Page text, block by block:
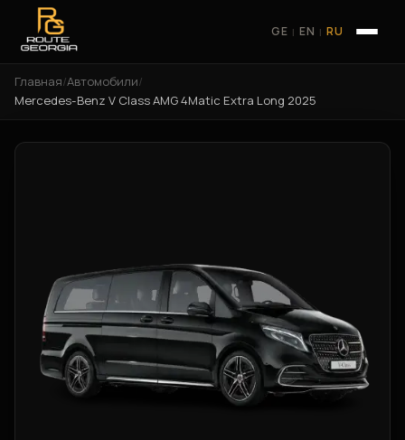
GE | EN | RU
Главная/Автомобили/
Mercedes-Benz V Class AMG 4Matic Extra Long 2025